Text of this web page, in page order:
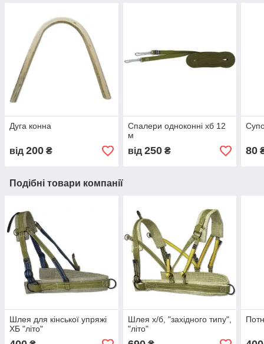
Дуга конна
від 200 ₴
Спалери одноконні хб 12
м
від 250₴ 80
Подібні товари компанії
Шлея для кінської упряжі
ХБ "літо"
Шлея х/б, "західного типу",
"літо"